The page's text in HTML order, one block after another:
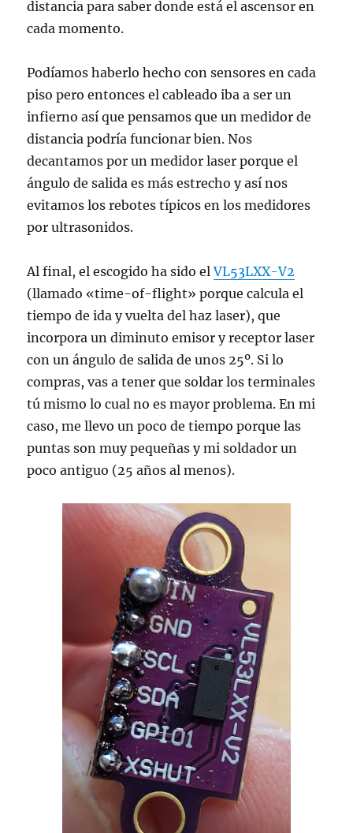
distancia para saber donde está el ascensor en
cada momento.
Podíamos haberlo hecho con sensores en cada
piso pero entonces el cableado iba a ser un
infierno así que pensamos que un medidor de
distancia podría funcionar bien. Nos
decantamos por un medidor laser porque el
ángulo de salida es más estrecho y así nos
evitamos los rebotes típicos en los medidores
por ultrasonidos.
Al final, el escogido ha sido elVL53LXX-V2
(llamado «time-of-flight» porque calcula el
tiempo de ida y vuelta del haz laser), que
incorpora un diminuto emisor y receptor laser
con un ángulo de salida de unos 25º. Si lo
compras, vas a tener que soldar los terminales
tú mismo lo cual no es mayor problema. En mi
caso, me llevo un poco de tiempo porque las
puntas son muy pequeñas y mi soldador un
poco antiguo (25 años al menos).